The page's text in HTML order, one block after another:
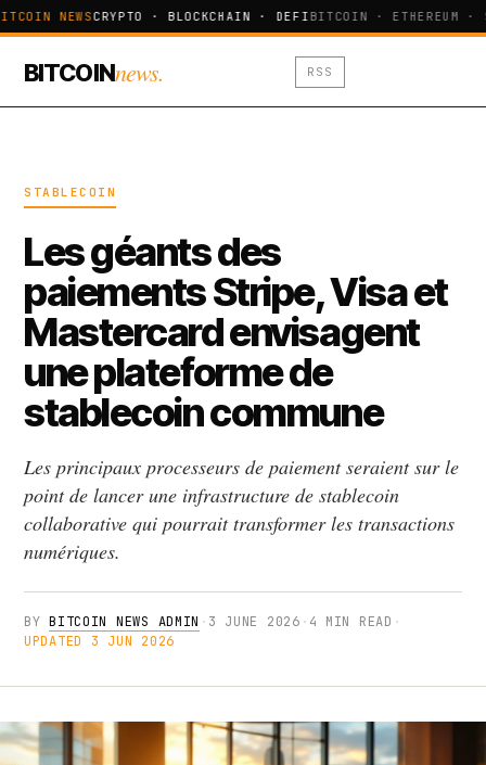
NEWSCRYPTO · BLOCKCHAIN · DEFIBITCOIN · ETHEREUM ·
BITCOINnews. RSS
STABLECOIN
Les géants des
paiements Stripe, Visa et
Mastercard envisagent
une plateforme de
stablecoin commune
Les principaux processeurs de paiement seraient sur le
point de lancer une infrastructure de stablecoin
collaborative qui pourrait transformer les transactions
numériques.
BYBITCOIN NEWS ADMIN · 3 JUNE 2026 · 4 MIN READ ·
UPDATED 3 JUN 2026